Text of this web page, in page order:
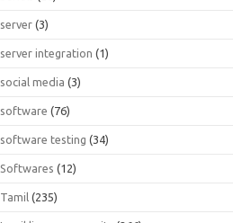
server (3)
server integration (1)
social media (3)
software (76)
software testing (34)
Softwares (12)
Tamil (235)